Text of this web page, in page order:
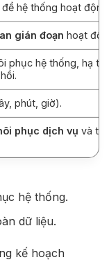
để hệ thống hoạt
gián đoạn hoạt
phục hệ thống, hạ
phút, giờ).
phục dịch vụ và
hệ thống.
dữ liệu.
kế hoạch